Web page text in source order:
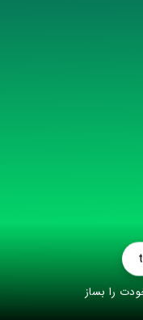
را بساز